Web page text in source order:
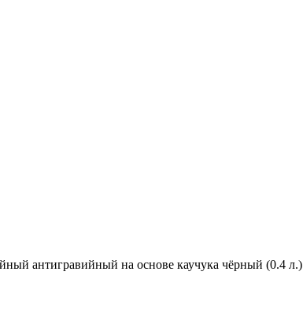
антигравийный на основе каучука чёрный (0.4 л.)